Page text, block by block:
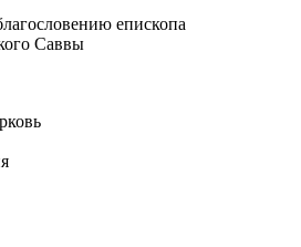
епископа
Саввы